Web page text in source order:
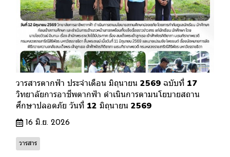
วารสารตากฟ้า ประจำเดือน มิถุนายน 2569 ฉบับที่ 17
วิทยาลัยการอาชีพตากฟ้า ดำเนินการตามนโยบายสถาน
ศึกษาปลอดภัย วันที่ 12 มิถุนายน 2569
16 มิ.ย. 2026
วารสาร